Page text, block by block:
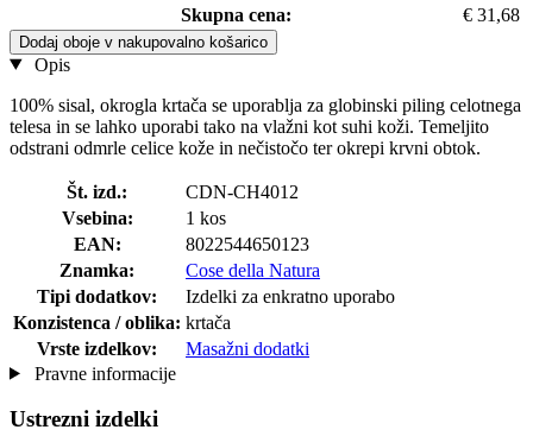
Skupna cena:
€ 31,68
Dodaj oboje v nakupovalno košarico
Opis
100% sisal, okrogla krtača se uporablja za globinski piling celotnega
telesa in se lahko uporabi tako na vlažni kot suhi koži. Temeljito
odstrani odmrle celice kože in nečistočo ter okrepi krvni obtok.
Št. izd.:
CDN-CH4012
Vsebina:
1 kos
EAN:
8022544650123
Znamka:
Cose della Natura
Tipi dodatkov:
Izdelki za enkratno uporabo
Konzistenca / oblika: krtača
Vrste izdelkov:
Masažni dodatki
Pravne informacije
Ustrezni izdelki